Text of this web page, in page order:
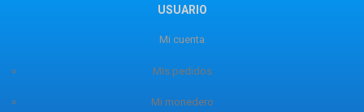
USUARIO
Mi cuenta
Mis pedidos
Mi monedero